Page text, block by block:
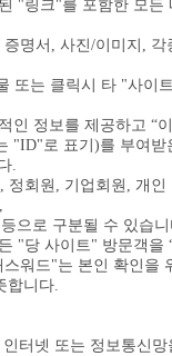
"링크"를 포함한 모든
명서, 사진/이미지, 각
또는 클릭시 타 "사이
인 정보를 제공하고 “
"ID"로 표기)를 부여받
.
회원, 기업회원, 개인
으로 구분될 수 있습니
"당 사이트" 방문객을
워드"는 본인 확인을
합니다.
터넷 또는 정보통신